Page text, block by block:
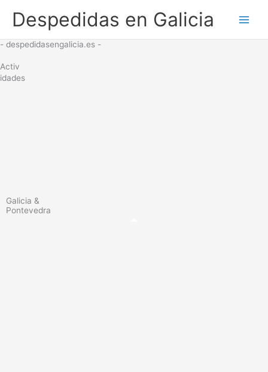
Despedidas en Galicia
- despedidasengalicia.es -
Activ
idades
Galicia &
Pontevedra